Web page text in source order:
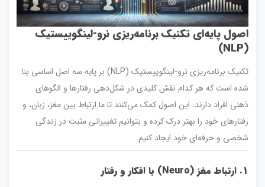
اصول پایه‌ای تکنیک برنامه‌ریزی نرو-لینگوییستیک
(NLP)
تکنیک برنامه‌ریزی نرو-لینگوییستیک (NLP) بر پایه سه اصل اساسی بنا
شده است که هر کدام نقش کلیدی در شکل‌دهی رفتارها و الگوهای
ذهنی افراد دارند. این اصول کمک می‌کنند تا ما ارتباط بین مغز، زبان، و
رفتارهای خود را بهتر درک کرده و بتوانیم تغییراتی مثبت در زندگی
شخصی و حرفه‌ای خود ایجاد کنیم.
1. ارتباط مغز (Neuro) با افکار و رفتار